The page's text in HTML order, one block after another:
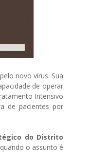
novo vírus. Sua
de operar
Intensivo
de pacientes por
do Distrito
o assunto é